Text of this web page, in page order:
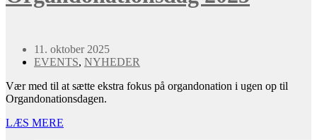
11. oktober 2025
EVENTS, NYHEDER
Vær med til at sætte ekstra fokus på organdonation i ugen op til
Organdonationsdagen.
LÆS MERE